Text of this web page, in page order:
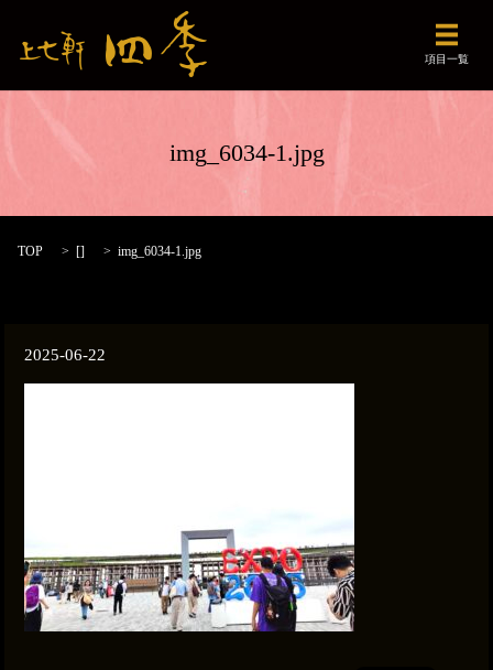
メニュ
項目一覧
img_6034-1.jpg
TOP [] img_6034-1.jpg
2025-06-22